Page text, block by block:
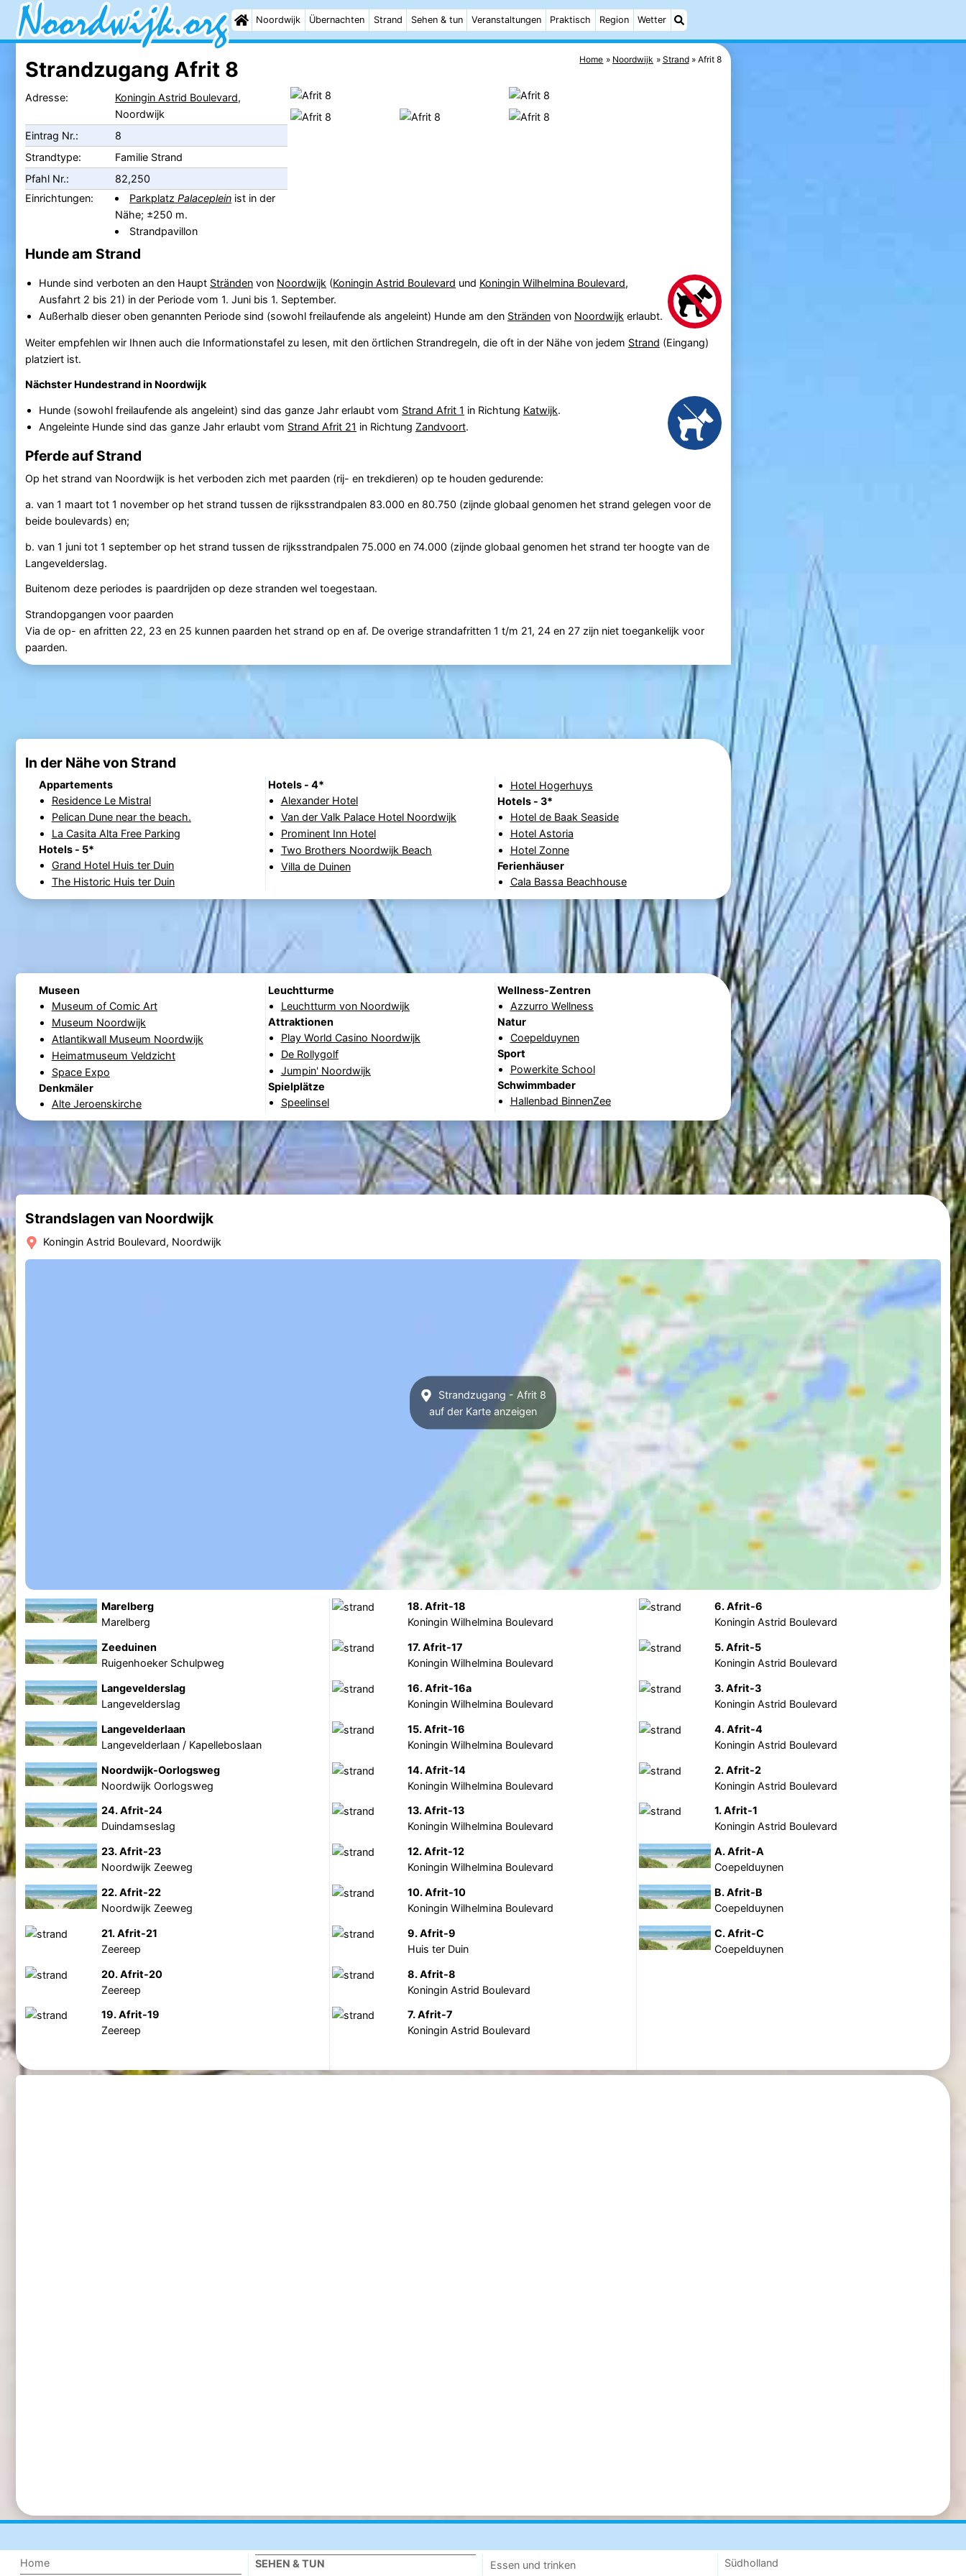
Noordwijk Übernachten Strand Sehen & tun Veranstaltungen Praktisch Region Wetter
Home Noordwijk Strand Afrit 8
Strandzugang Afrit 8
Adresse: Koningin Astrid Boulevard,
Noordwijk
Eintrag Nr.:
8
Strandtype:
Familie Strand
Pfahl Nr.:
82,250
Einrichtungen:
ParkplatzPalaceplein ist in der
Nähe; ±250 m.
Strandpavillon
Hunde am Strand
Hunde sind verboten an den Haupt Strändenvon Noordwijk (Koningin Astrid Boulevard und Koningin Wilhelmina Boulevard,
Ausfahrt 2 bis 21) in der Periode vom 1. Juni bis 1. September.
Außerhalb dieser oben genannten Periode sind (sowohl freilaufende als angeleint) Hunde am den Strändenvon Noordwijk erlaubt.
Weiter empfehlen wir Ihnen auch die Informationstafel zu lesen, mit den örtlichen Strandregeln, die oft in der Nähe von jedem Strand (Eingang)
platziert ist.
Nächster Hundestrand in Noordwijk
Hunde (sowohl freilaufende als angeleint) sind das ganze Jahr erlaubt vom Strand Afrit 1 in Richtung Katwijk.
Angeleinte Hunde sind das ganze Jahr erlaubt vom Strand Afrit 21 in Richtung Zandvoort.
Pferde auf Strand
Op het strand van Noordwijk is het verboden zich met paarden (rij- en trekdieren) op te houden gedurende:
a. van 1 maart tot 1 november op het strand tussen de rijksstrandpalen 83.000 en 80.750 (zijnde globaal genomen het strand gelegen voor de
beide boulevards) en;
b. van 1 juni tot 1 september op het strand tussen de rijksstrandpalen 75.000 en 74.000 (zijnde globaal genomen het strand ter hoogte van de
Langevelderslag.
Buitenom deze periodes is paardrijden op deze stranden wel toegestaan.
Strandopgangen voor paarden
Via de op- en afritten 22, 23 en 25 kunnen paarden het strand op en af. De overige strandafritten 1 t/m 21, 24 en 27 zijn niet toegankelijk voor
paarden.
In der Nähe von Strand
Appartements
Residence Le Mistral
Pelican Dune near the beach.
La Casita Alta Free Parking
Hotels - 5*
Grand Hotel Huis ter Duin
The Historic Huis ter Duin
Hotels - 4*
Alexander Hotel
Van der Valk Palace Hotel Noordwijk
Prominent Inn Hotel
Two Brothers Noordwijk Beach
Villa de Duinen
Hotel Hogerhuys
Hotels - 3*
Hotel de Baak Seaside
Hotel Astoria
Hotel Zonne
Ferienhäuser
Cala Bassa Beachhouse
Museen
Museum of Comic Art
Museum Noordwijk
Atlantikwall Museum Noordwijk
Heimatmuseum Veldzicht
Space Expo
Denkmäler
Alte Jeroenskirche
Leuchtturme
Leuchtturm von Noordwijk
Attraktionen
Play World Casino Noordwijk
De Rollygolf
Jumpin' Noordwijk
Spielplätze
Speelinsel
Wellness-Zentren
Azzurro Wellness
Natur
Coepelduynen
Sport
Powerkite School
Schwimmbader
Hallenbad BinnenZee
Strandslagen van Noordwijk
Koningin Astrid Boulevard, Noordwijk
Strandzugang - Afrit 8
auf der Karte anzeigen
Marelberg
Marelberg
Zeeduinen
Ruigenhoeker Schulpweg
Langevelderslag
Langevelderslag
Langevelderlaan
Langevelderlaan / Kapelleboslaan
Noordwijk-Oorlogsweg
Noordwijk Oorlogsweg
24. Afrit-24
Duindamseslag
23. Afrit-23
Noordwijk Zeeweg
22. Afrit-22
Noordwijk Zeeweg
21. Afrit-21
Zeereep
20. Afrit-20
Zeereep
19. Afrit-19
Zeereep
18. Afrit-18
Koningin Wilhelmina Boulevard
17. Afrit-17
Koningin Wilhelmina Boulevard
16. Afrit-16a
Koningin Wilhelmina Boulevard
15. Afrit-16
Koningin Wilhelmina Boulevard
14. Afrit-14
Koningin Wilhelmina Boulevard
13. Afrit-13
Koningin Wilhelmina Boulevard
12. Afrit-12
Koningin Wilhelmina Boulevard
10. Afrit-10
Koningin Wilhelmina Boulevard
9. Afrit-9
Huis ter Duin
8. Afrit-8
Koningin Astrid Boulevard
7. Afrit-7
Koningin Astrid Boulevard
6. Afrit-6
Koningin Astrid Boulevard
5. Afrit-5
Koningin Astrid Boulevard
3. Afrit-3
Koningin Astrid Boulevard
4. Afrit-4
Koningin Astrid Boulevard
2. Afrit-2
Koningin Astrid Boulevard
1. Afrit-1
Koningin Astrid Boulevard
A. Afrit-A
Coepelduynen
B. Afrit-B
Coepelduynen
C. Afrit-C
Coepelduynen
Home SEHEN & TUN
Essen und trinken
Südholland